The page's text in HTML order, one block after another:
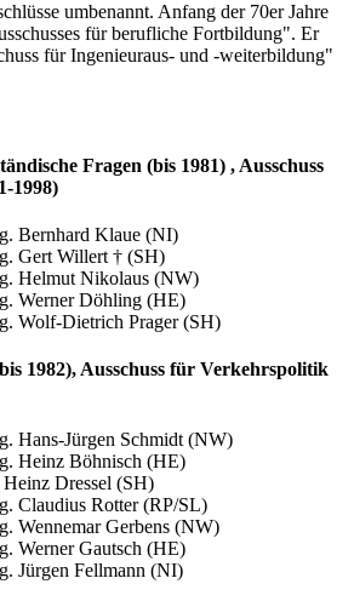
umbenannt. Anfang der 70er Jahre
für berufliche Fortbildung". Er
für Ingenieuraus- und -weiterbildung"
Fragen (bis 1981) , Ausschuss
1998)
Bernhard Klaue (NI)
Gert Willert † (SH)
Helmut Nikolaus (NW)
Werner Döhling (HE)
Wolf-Dietrich Prager (SH)
1982), Ausschuss für Verkehrspolitik
Hans-Jürgen Schmidt (NW)
Heinz Böhnisch (HE)
Dressel (SH)
Claudius Rotter (RP/SL)
Wennemar Gerbens (NW)
Werner Gautsch (HE)
Jürgen Fellmann (NI)